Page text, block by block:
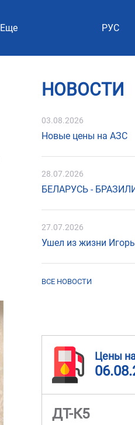
Еще РУС
НОВОСТИ
03.08.2026
Новые цены на АЗС
28.07.2026
БЕЛАРУСЬ -
27.07.2026
Ушел из жизни
ВСЕ НОВОСТИ
Цены
ДТ-К5